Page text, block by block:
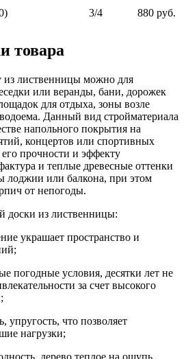
3/4 880 руб.
товара
из лиственницы можно для
или веранды, бани, дорожек
для отдыха, зоны возле
Данный вид стройматериала
напольного покрытия на
концертов или спортивных
прочности и эффекту
и теплые древесные оттенки
лоджии или балкона, при этом
от непогоды.
доски из лиственницы:
украшает пространство и
погодные условия, десятки лет не
за счет высокого
упругость, что позволяет
нагрузки;
дерево теплое на ощупь,